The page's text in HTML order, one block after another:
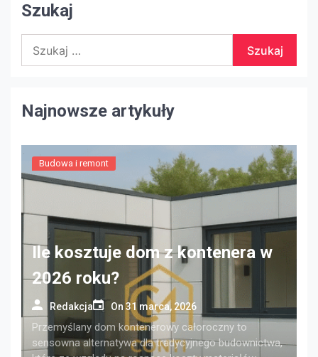
Szukaj
Najnowsze artykuły
Budowa i remont
Ile kosztuje dom z kontenera w
2026 roku?
Redakcja On 31 marca, 2026
Przemyślany dom kontenerowy całoroczny to
sensowna alternatywa dla tradycyjnego budownictwa,